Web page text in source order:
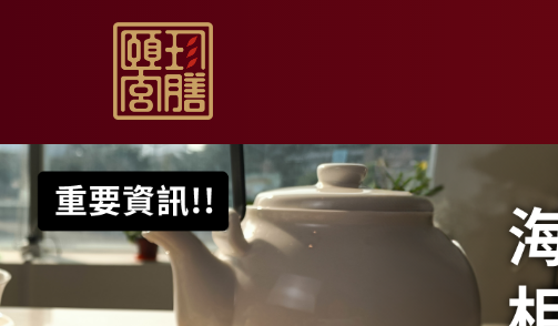
【限時促銷】玫瑰夏日亮麗計
【居家月子DIY】坐月子料理
【日常飲用】東方草本茶系列